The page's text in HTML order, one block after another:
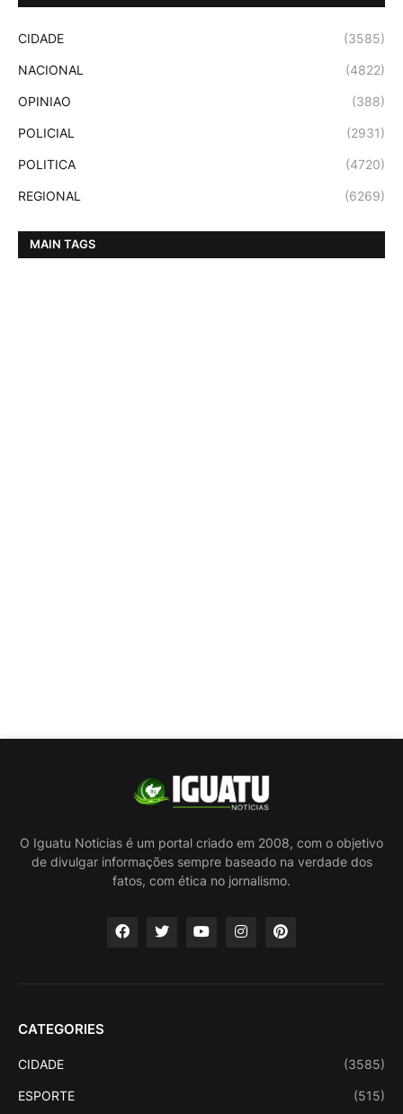
CIDADE (3585)
NACIONAL (4822)
OPINIAO (388)
POLICIAL (2931)
POLITICA (4720)
REGIONAL (6269)
MAIN TAGS
O Iguatu Noticias é um portal criado em 2008, com o objetivo
de divulgar informações sempre baseado na verdade dos
fatos, com ética no jornalismo.
CATEGORIES
CIDADE (3585)
ESPORTE (515)